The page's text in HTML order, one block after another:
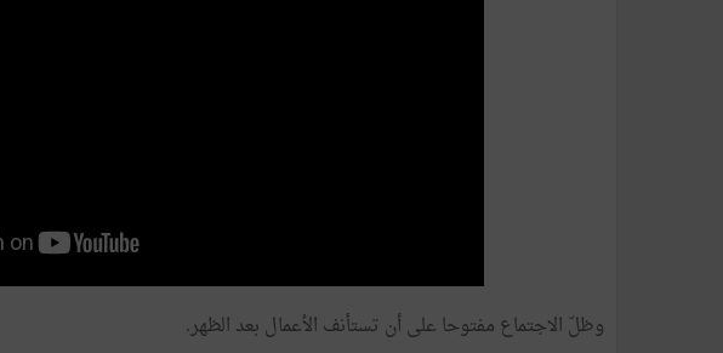
وظلّ الاجتماع مفتوحا على أن تستأنف الأعمال بعد الظهر.